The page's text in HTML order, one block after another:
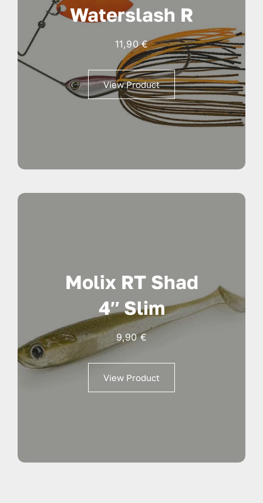
Waterslash R
11,90€
View Product
Molix RT Shad
4″ Slim
9,90€
View Product